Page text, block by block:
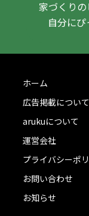
家づくりの
自分に
ホーム
広告掲載について
arukuについて
運営会社
プライバシーポ
お問い合わせ
お知らせ